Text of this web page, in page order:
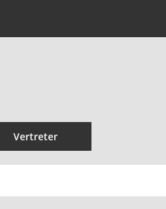
Vertreter